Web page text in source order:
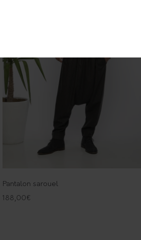
Pantalon sarouel
188,00€